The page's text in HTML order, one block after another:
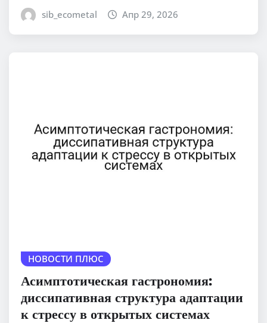
sib_ecometal Апр 29, 2026
НОВОСТИ ПЛЮС
Асимптотическая гастрономия:
диссипативная структура адаптации
к стрессу в открытых системах